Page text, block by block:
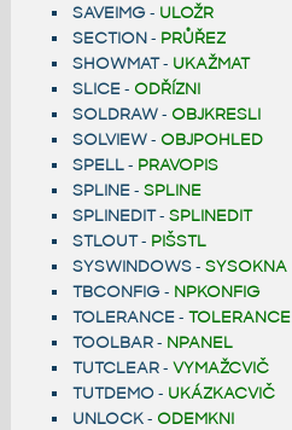
SAVEIMG- ULOŽR
SECTION- PRŮŘEZ
SHOWMAT- UKAŽMAT
SLICE- ODŘÍZNI
SOLDRAW- OBJKRESLI
SOLVIEW- OBJPOHLED
SPELL- PRAVOPIS
SPLINE- SPLINE
SPLINEDIT- SPLINEDIT
STLOUT- PIŠSTL
SYSWINDOWS- SYSOKNA
TBCONFIG- NPKONFIG
TOLERANCE- TOLERANCE
TOOLBAR- NPANEL
TUTCLEAR- VYMAŽCVIČ
TUTDEMO- UKÁZKACVIČ
UNLOCK- ODEMKNI